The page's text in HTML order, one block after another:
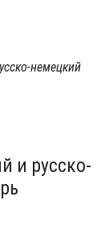
немецкий
и русско-